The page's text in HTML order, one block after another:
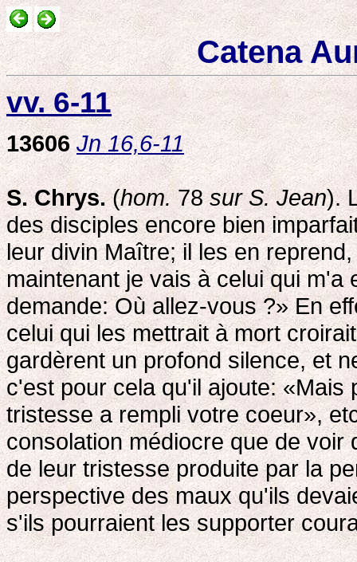
Catena
vv. 6-11
13606 Jn 16,6-11
S. Chrys.(hom.78sur S. Jean).
des disciples encore bien
leur divin Maître; il les en
maintenant je vais à celui qui
demande: Où allez-vous ?» En
celui qui les mettrait à mort
gardèrent un profond silence, et
c'est pour cela qu'il ajoute:
tristesse a rempli votre coeur»,
consolation médiocre que de
de leur tristesse produite par la
perspective des maux qu'ils
s'ils pourraient les supporter